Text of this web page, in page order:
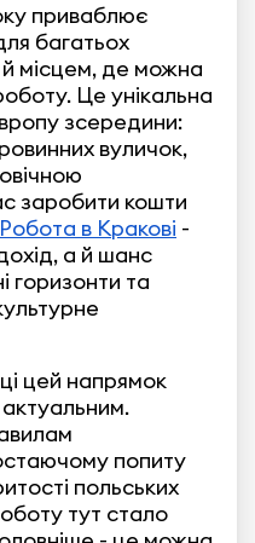
приваблює
багатьох
місцем, де можна
Це унікальна
зсередини:
вуличок,
заробити кошти
Робота в Кракові -
а й шанс
горизонти та
цей напрямок
попиту
польських
тут стало